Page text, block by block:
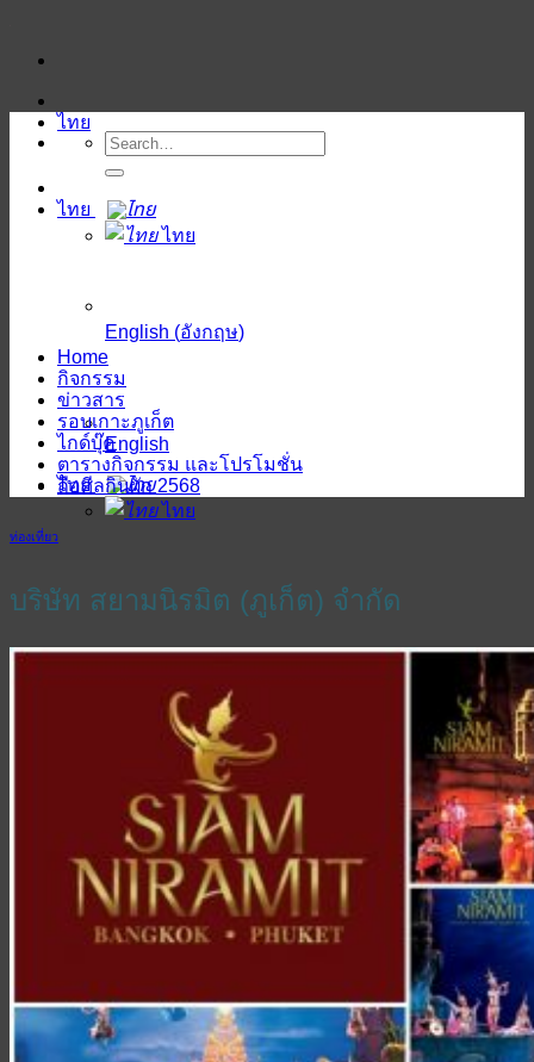
เนื้อหา
ไทย
ไทย
English
ไทย
ไทย
English
ไทย
English (อังกฤษ)
Home
กิจกรรม
ข่าวสาร
รอบเกาะภูเก็ต
ไกด์บุ๊ค
ตารางกิจกรรม และโปรโมชั่น
ถือศีลกินผัก 2568
ท่องเที่ยว
บริษัท สยามนิรมิต (ภูเก็ต) จำกัด